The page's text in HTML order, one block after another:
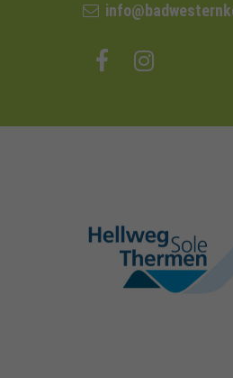
hellweg-sole-
thermen.de